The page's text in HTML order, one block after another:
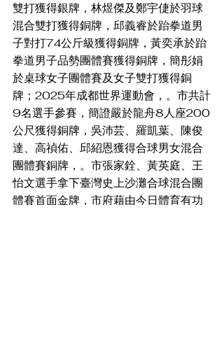
雙打獲得銀牌，林煜傑及鄭宇倢於羽球
混合雙打獲得銅牌，邱義睿於跆拳道男
子對打74公斤級獲得銅牌，黃奕承於跆
拳道男子品勢團體賽獲得銅牌，簡彤娟
於桌球女子團體賽及女子雙打獲得銅
牌；2025年成都世界運動會，。市共計
9名選手參賽，簡證嚴於龍舟8人座200
公尺獲得銅牌，吳沛芸、羅凱葉、陳俊
達、高禎佑、邱紹恩獲得合球男女混合
團體賽銅牌，。市張家銓、黃英庭、王
怡文選手拿下臺灣史上沙灘合球混合團
體賽首面金牌，市府藉由今日體育有功